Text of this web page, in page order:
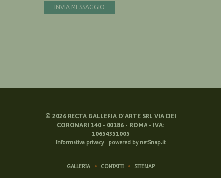
INVIA MESSAGGIO
© 2026RECTA GALLERIA D'ARTE SRL VIA DEI
CORONARI 140 - 00186 - ROMA - IVA:
10654351005
Informativa privacy- powered by netSnap.it
GALLERIA CONTATTI SITEMAP